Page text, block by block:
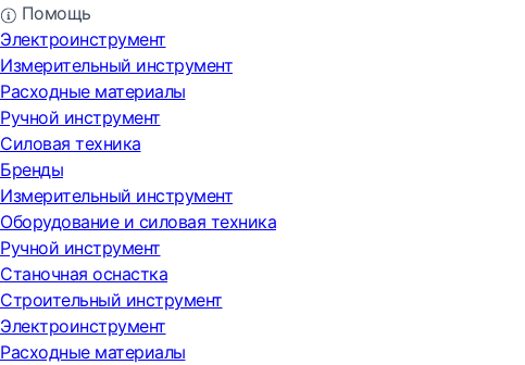
Помощь
Электроинструмент
Измерительный инструмент
Расходные материалы
Ручной инструмент
Силовая техника
Бренды
Измерительный инструмент
Оборудование и силовая техника
Ручной инструмент
Станочная оснастка
Строительный инструмент
Электроинструмент
Расходные материалы